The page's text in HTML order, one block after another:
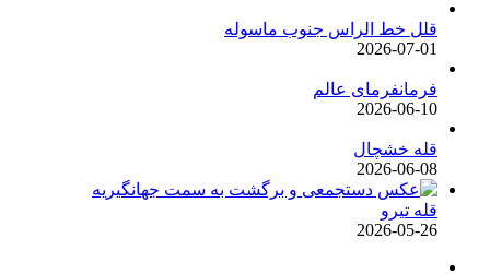
قلل خط الراس جنوب ماسوله
2026-07-01
فرمانفرمای عالم
2026-06-10
قله خشچال
2026-06-08
قله تیرو
2026-05-26